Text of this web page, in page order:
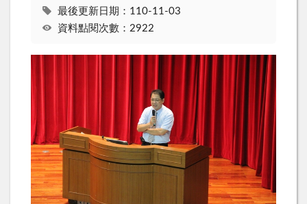
最後更新日期：110-11-03
資料點閱次數：2922